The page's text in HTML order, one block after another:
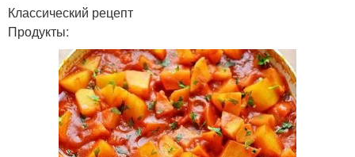
Классический рецепт
Продукты: